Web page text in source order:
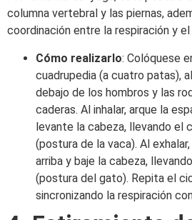
columna vertebral y las piernas,
coordinación entre la respiración y
Cómo realizarlo: Colóquese
cuadrupedia (a cuatro patas),
debajo de los hombros y las
caderas. Al inhalar, arque la
levante la cabeza, llevando el
(postura de la vaca). Al
arriba y baje la cabeza,
(postura del gato). Repita el
sincronizando la respiración